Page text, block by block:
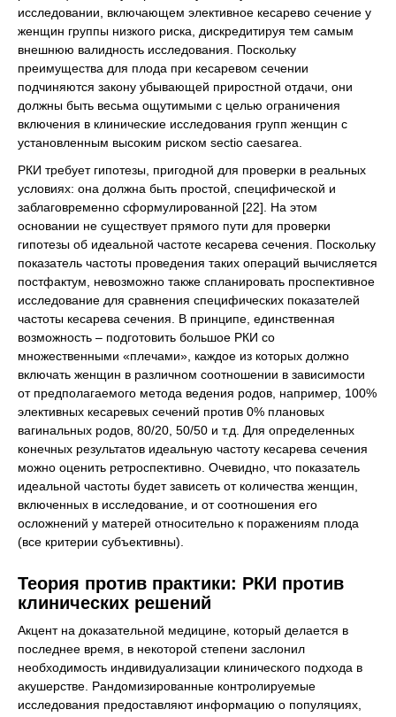
исследовании, включающем элективное кесарево сечение у
женщин группы низкого риска, дискредитируя тем самым
внешнюю валидность исследования. Поскольку
преимущества для плода при кесаревом сечении
подчиняются закону убывающей приростной отдачи, они
должны быть весьма ощутимыми с целью ограничения
включения в клинические исследования групп женщин с
установленным высоким риском sectio caesarea.
РКИ требует гипотезы, пригодной для проверки в реальных
условиях: она должна быть простой, специфической и
заблаговременно сформулированной [22]. На этом
основании не существует прямого пути для проверки
гипотезы об идеальной частоте кесарева сечения. Поскольку
показатель частоты проведения таких операций вычисляется
постфактум, невозможно также спланировать проспективное
исследование для сравнения специфических показателей
частоты кесарева сечения. В принципе, единственная
возможность – подготовить большое РКИ со
множественными «плечами», каждое из которых должно
включать женщин в различном соотношении в зависимости
от предполагаемого метода ведения родов, например, 100%
элективных кесаревых сечений против 0% плановых
вагинальных родов, 80/20, 50/50 и т.д. Для определенных
конечных результатов идеальную частоту кесарева сечения
можно оценить ретроспективно. Очевидно, что показатель
идеальной частоты будет зависеть от количества женщин,
включенных в исследование, и от соотношения его
осложнений у матерей относительно к поражениям плода
(все критерии субъективны).
Теория против практики: РКИ против
клинических решений
Акцент на доказательной медицине, который делается в
последнее время, в некоторой степени заслонил
необходимость индивидуализации клинического подхода в
акушерстве. Рандомизированные контролируемые
исследования предоставляют информацию о популяциях,